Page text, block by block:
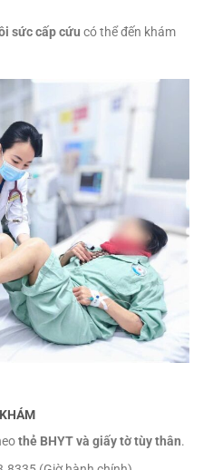
sức cấp cứu có thể đến khám
thẻ BHYT và giấy tờ tùy thân.